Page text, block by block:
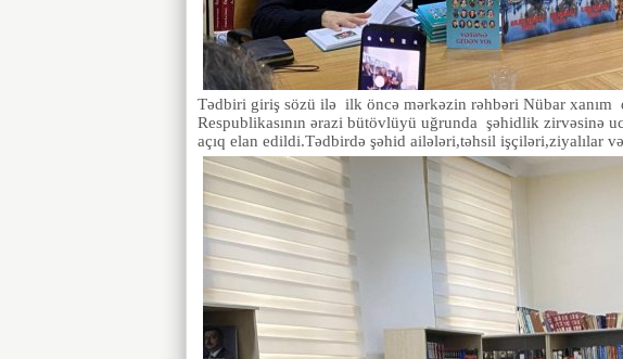
Tədbiri giriş sözü ilə ilk öncə mərkəzin rəhbəri Nübar xanım
Respublikasının ərazi bütövlüyü uğrunda şəhidlik zirvəsinə
açıq elan edildi.Tədbirdə şəhid ailələri,təhsil işçiləri,ziyalılar